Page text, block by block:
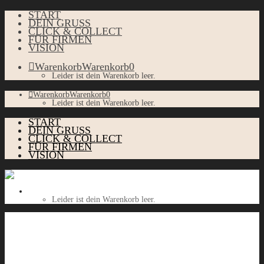
START
DEIN GRUSS
CLICK & COLLECT
FÜR FIRMEN
VISION
WarenkorbWarenkorb0
Leider ist dein Warenkorb leer.
WarenkorbWarenkorb0
Leider ist dein Warenkorb leer.
START
DEIN GRUSS
CLICK & COLLECT
FÜR FIRMEN
VISION
Leider ist dein Warenkorb leer.